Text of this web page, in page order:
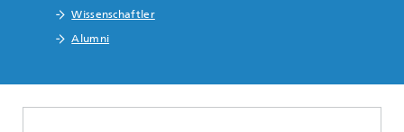
Wissenschaftler
Alumni